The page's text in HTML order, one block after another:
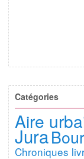
Catégories
Aire
Jura
Chroniques